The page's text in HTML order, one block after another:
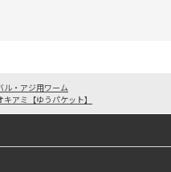
ル・アジ用ワーム
アミ【ゆうパケット】